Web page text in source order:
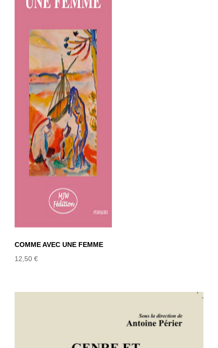
COMME AVEC UNE FEMME
COMME AVEC UNE FEMME
12,50 €